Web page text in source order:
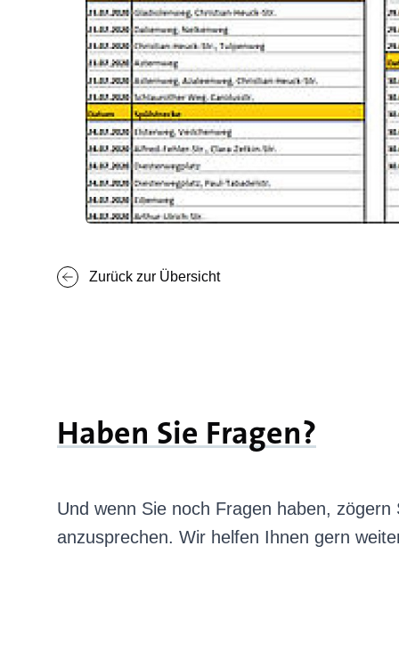
Zurück zur Übersicht
Haben Sie Fragen?
Und wenn Sie noch Fragen haben, zögern
anzusprechen. Wir helfen Ihnen gern